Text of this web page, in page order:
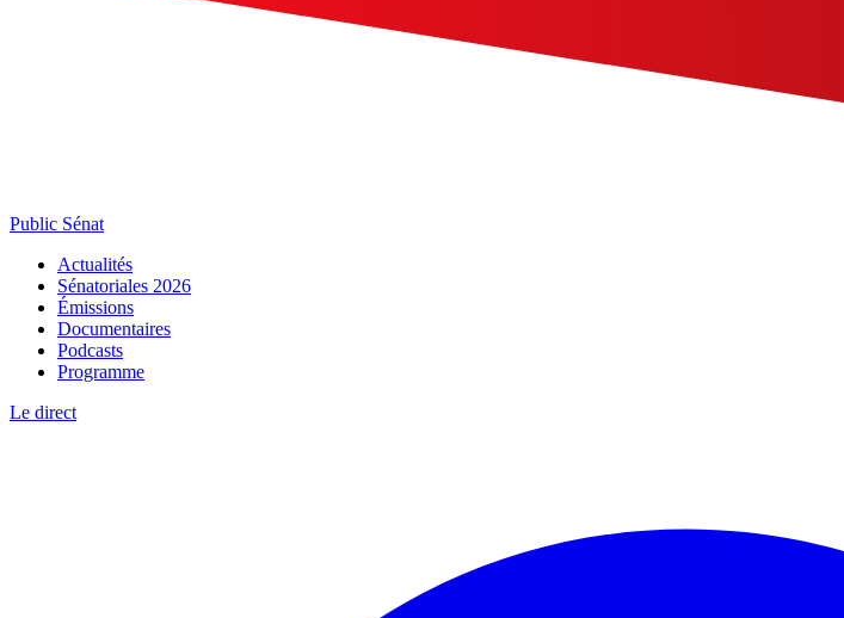
Public Sénat
Actualités
Sénatoriales 2026
Émissions
Documentaires
Podcasts
Programme
Le direct